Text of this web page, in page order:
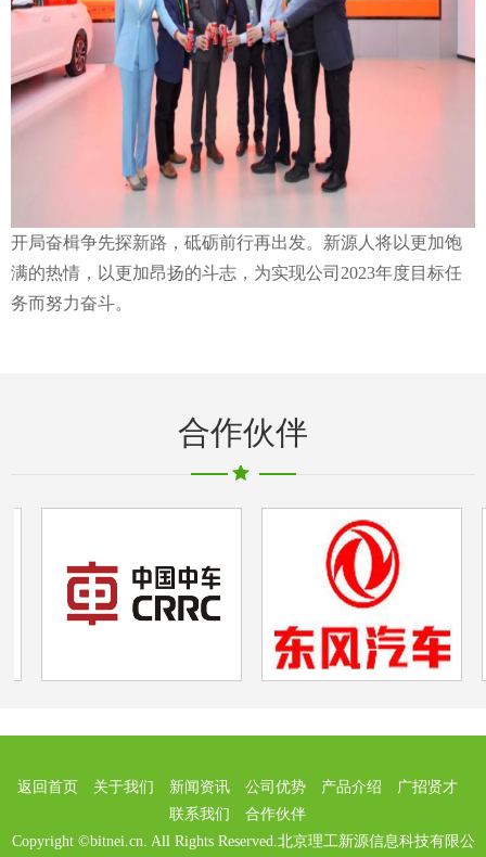
开局奋楫争先探新路，砥砺前行再出发。新源人将以更加饱
满的热情，以更加昂扬的斗志，为实现公司2023年度目标任
务而努力奋斗。
合作伙伴
返回首页 关于我们 新闻资讯 公司优势 产品介绍
广招贤才
联系我们
合作伙伴
Copyright ©bitnei.cn. All Rights Reserved.北京理工新源信息科技有限公